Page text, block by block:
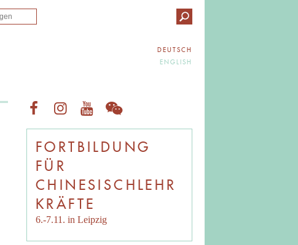
DEUTSCH
ENGLISH
FORTBILDUNG
FÜR
CHINESISCHLEHR
KRÄFTE
6.-7.11. in Leipzig